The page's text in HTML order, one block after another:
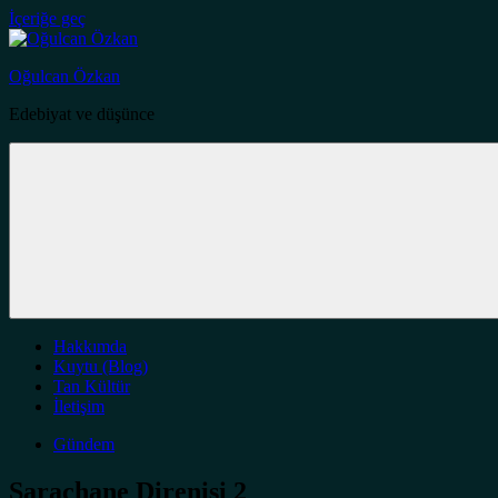
İçeriğe geç
Oğulcan Özkan
Edebiyat ve düşünce
Hakkımda
Kuytu (Blog)
Tan Kültür
İletişim
Gündem
Saraçhane Direnişi 2